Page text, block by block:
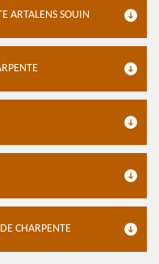
ARTALENS SOUIN
CHARPENTE